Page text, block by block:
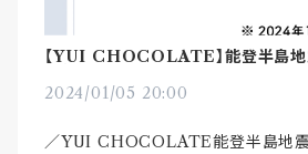
【YUI CHOCOLATE】能登半島地
2024/01/05 20:00
／YUI CHOCOLATE能登半島地震